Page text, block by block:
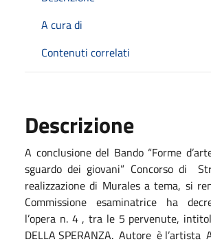
A cura di
Contenuti correlati
Descrizione
A conclusione del Bando “Forme
sguardo dei giovani” Concorso di
realizzazione di Murales a tema, si
Commissione esaminatrice ha
l’opera n. 4 , tra le 5 pervenute,
DELLA SPERANZA. Autore è l’artista